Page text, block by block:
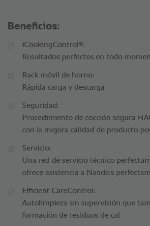
Beneficios:
iCookingControl ®:
Resultados perfectos en todo
Rack móvil de horno:
Rápida carga y descarga
Seguridad:
Procedimiento de cocción segura
con la mejora calidad de producto
Servicio:
Una red de servicio técnico
ofrece asistencia a Nando’s
Efficient CareControl:
Autolimpieza sin supervisión que
formación de residuos de cal